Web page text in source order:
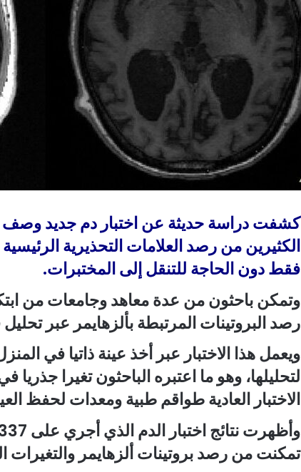
ن
كشفت دراسة حديثة عن اختبار دم جديد وصف
الكثيرين من رصد العلامات التحذيرية
فقط دون الحاجة للتنقل إلى المختبرات.
وتمكن باحثون من عدة معاهد وجامعات من
رصد البروتينات المرتبطة بألزهايمر عبر
ويعمل هذا الاختبار عبر أخذ عينة ذاتيا في
لتحليلها، وهو ما اعتبره الباحثون تغيرا جذريا
الاختبار العادية طواقم طبية ومعدات لحفظ
تمكنت من رصد بروتينات ألزهايمر والتغيرات